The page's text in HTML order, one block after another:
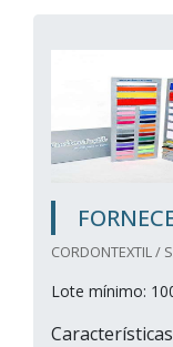
CORDONTEXTIL /
Lote mínimo: